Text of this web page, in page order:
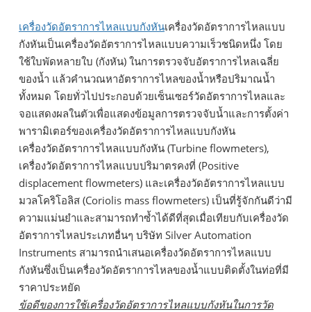
เครื่องวัดอัตราการไหลแบบกังหันเครื่องวัดอัตราการไหลแบบ
กังหันเป็นเครื่องวัดอัตราการไหลแบบความเร็วชนิดหนึ่ง โดย
ใช้ใบพัดหลายใบ (กังหัน) ในการตรวจจับอัตราการไหลเฉลี่ย
ของน้ำ แล้วคำนวณหาอัตราการไหลของน้ำหรือปริมาณน้ำ
ทั้งหมด โดยทั่วไปประกอบด้วยเซ็นเซอร์วัดอัตราการไหลและ
จอแสดงผลในตัวเพื่อแสดงข้อมูลการตรวจจับน้ำและการตั้งค่า
พารามิเตอร์ของเครื่องวัดอัตราการไหลแบบกังหัน
เครื่องวัดอัตราการไหลแบบกังหัน (Turbine flowmeters),
เครื่องวัดอัตราการไหลแบบปริมาตรคงที่ (Positive
displacement flowmeters) และเครื่องวัดอัตราการไหลแบบ
มวลโคริโอลิส (Coriolis mass flowmeters) เป็นที่รู้จักกันดีว่ามี
ความแม่นยำและสามารถทำซ้ำได้ดีที่สุดเมื่อเทียบกับเครื่องวัด
อัตราการไหลประเภทอื่นๆ บริษัท Silver Automation
Instruments สามารถนำเสนอเครื่องวัดอัตราการไหลแบบ
กังหันซึ่งเป็นเครื่องวัดอัตราการไหลของน้ำแบบติดตั้งในท่อที่มี
ราคาประหยัด
ข้อดีของการใช้เครื่องวัดอัตราการไหลแบบกังหันในการวัด